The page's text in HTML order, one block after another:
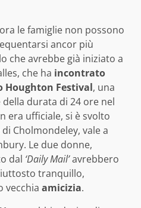
le famiglie non possono
ancor più
che avrebbe già iniziato a
che ha incontrato
Houghton Festival, una
durata di 24 ore nel
era ufficiale, si è svolto
Cholmondeley, vale a
Le due donne,
dal ‘Daily Mail’avrebbero
tranquillo,
vecchia amicizia.